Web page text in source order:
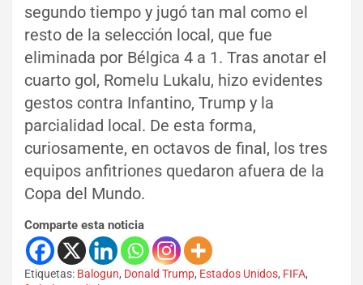
segundo tiempo y jugó tan mal como el
resto de la selección local, que fue
eliminada por Bélgica 4 a 1. Tras anotar el
cuarto gol, Romelu Lukalu, hizo evidentes
gestos contra Infantino, Trump y la
parcialidad local. De esta forma,
curiosamente, en octavos de final, los tres
equipos anfitriones quedaron afuera de la
Copa del Mundo.
Comparte esta noticia
Etiquetas: Balogun, Donald Trump, Estados Unidos, FIFA,